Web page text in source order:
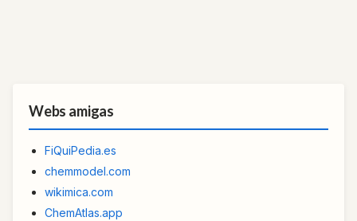
Webs amigas
FiQuiPedia.es
chemmodel.com
wikimica.com
ChemAtlas.app